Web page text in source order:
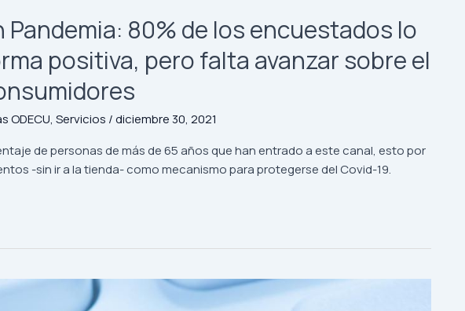
Pandemia: 80% de los encuestados lo
positiva, pero falta avanzar sobre el
ODECU, Servicios /diciembre 30, 2021
de personas de más de 65 años que han entrado a este canal, esto por
-sin ir a la tienda- como mecanismo para protegerse del Covid-19.